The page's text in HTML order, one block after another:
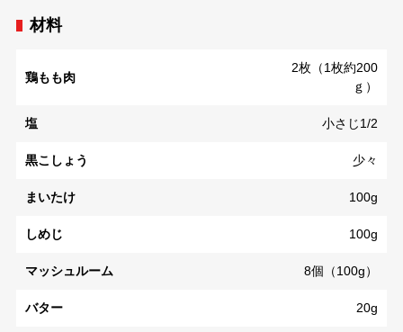
材料
鶏もも肉
2枚（1枚約200
ｇ）
塩 小さじ1/2
黒こしょう 少々
まいたけ 100g
しめじ 100g
マッシュルーム 8個（100g）
バター 20g